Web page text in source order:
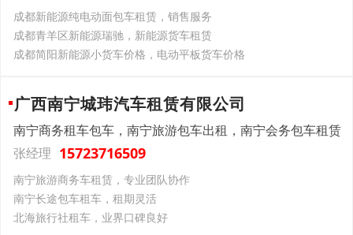
成都新能源纯电动面包车租赁，销售服务
成都青羊区新能源瑞驰，新能源货车租赁
成都简阳新能源小货车价格，电动平板货车价格
广西南宁城玮汽车租赁有限公司
南宁商务租车包车，南宁旅游包车出租，南宁会务包车租赁
张经理 15723716509
南宁旅游商务车租赁，专业团队协作
南宁长途包车租车，租期灵活
北海旅行社租车，业界口碑良好